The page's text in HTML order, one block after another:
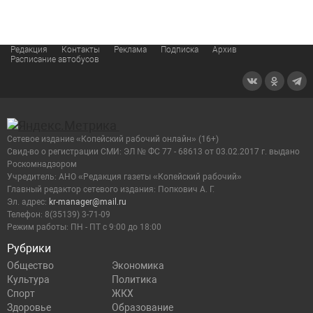
Редакция Контакты Реклама Подписка
Архив
Расписание автобусов
Рубрики
Общество
Экономика
Культура
Политика
Спорт
ЖКХ
Здоровье
Образование
Сетевое издание «Копейский рабочий онлайн» (16+)
Cвид-во о регистрации СМИ: ЭЛ № ФС 77 - 68613 от 03.02.2017 г. выдано
Роскомнадзором
Учредитель: АНО «Редакция газеты «Копейский рабочий»
Главный редактор сетевого издания: Попкович А. Г.
Эл. адрес: kr-manager@mail.ru
Телефон: 8(35139) 3-71-09
Режим работы: ПН - ПТ с 9:00 до 18:00